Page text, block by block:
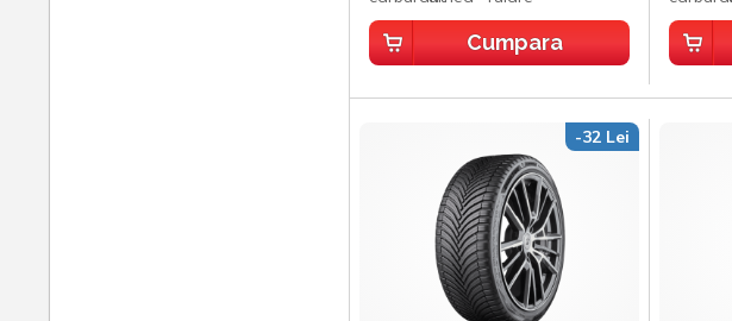
Cumpara
-32 Lei